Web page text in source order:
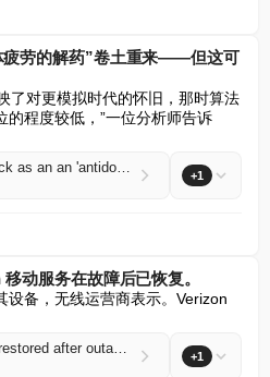
疲劳的解药”卷土重来——但这可
了对更模拟时代的怀旧，那时算法
程度较低，”一位分析师告诉
Myspace eyes comeback as an an 'antidote' to social media fatigue — but it may be a long shot +1
动服务在故障后已恢复。
设备，无线运营商表示。Verizon
Verizon mobile service restored after outage for thousands of customers in the U.S. +1